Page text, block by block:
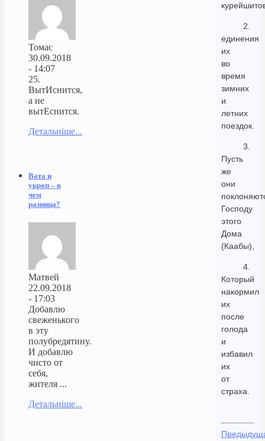
2.
единения
их
во
время
зимних
и
летних
поездок.
3.
Пусть
же
они
Господу
этого
Дома
(Каабы),
4.
Который
накормил
их
после
голода
и
избавил
их
от
страха.
Томас
30.09.2018
- 14:07
25.
ВытИснится,
а не
вытЕснится.
Детальніше...
Вата и
укроп – в
чем
разница?
Матвей
22.09.2018
- 17:03
Добавлю
свеженького
в эту
полубредятину.
И добавлю
чисто от
себя,
жителя ...
Детальніше...